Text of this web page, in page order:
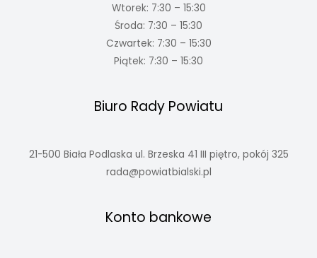
Wtorek: 7:30 – 15:30
Środa: 7:30 – 15:30
Czwartek: 7:30 – 15:30
Piątek: 7:30 – 15:30
Biuro Rady Powiatu
21-500 Biała Podlaska ul. Brzeska 41 III piętro, pokój 325
rada@powiatbialski.pl
Konto bankowe